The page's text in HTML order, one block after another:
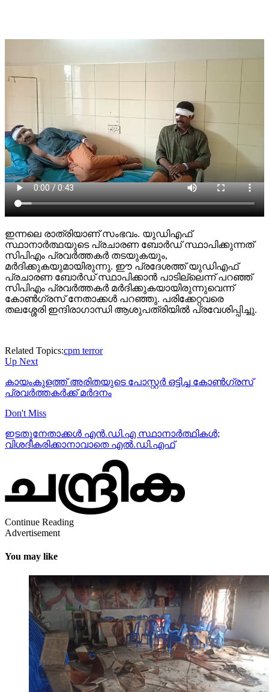
ഇന്നലെ രാത്രിയാണ് സംഭവം. യുഡിഎഫ്
സ്ഥാനാര്‍ത്ഥയുടെ പ്രചാരണ ബോര്‍ഡ് സ്ഥാപിക്കുന്നത്
സിപിഎം പ്രവര്‍ത്തകര്‍ തടയുകയും,
മര്‍ദിക്കുകയുമായിരുന്നു. ഈ പ്രദേശത്ത് യുഡിഎഫ്
പ്രചാരണ ബോര്‍ഡ് സ്ഥാപിക്കാന്‍ പാടില്ലെന്ന് പറഞ്ഞ്
സിപിഎം പ്രവര്‍ത്തകര്‍ മര്‍ദിക്കുകയായിരുന്നുവെന്ന്
കോണ്‍ഗ്രസ് നേതാക്കള്‍ പറഞ്ഞു. പരിക്കേറ്റവരെ
തലശ്ശേരി ഇന്ദിരാഗാന്ധി ആശുപത്രിയില്‍ പ്രവേശിപ്പിച്ചു.
Related Topics:cpm terror
Up Next
കായംകുളത്ത് അരിതയുടെ പോസ്റ്റര്‍ ഒട്ടിച്ച കോണ്‍ഗ്രസ്
പ്രവര്‍ത്തകര്‍ക്ക് മര്‍ദനം
Don't Miss
ഇടതുനേതാക്കള്‍ എന്‍.ഡി.എ സ്ഥാനാര്‍ത്ഥികള്‍;
വിശദീകരിക്കാനാവാതെ എല്‍.ഡി.എഫ്
Continue Reading
Advertisement
You may like